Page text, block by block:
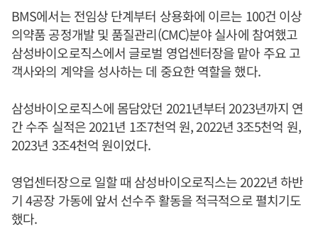
BMS에서는 전임상 단계부터 상용화에 이르는 100건 이상
의약품 공정개발 및 품질관리(CMC)분야 실사에 참여했고
삼성바이오로직스에서 글로벌 영업센터장을 맡아 주요 고
객사와의 계약을 성사하는 데 중요한 역할을 했다.
삼성바이오로직스에 몸담았던 2021년부터 2023년까지 연
간 수주 실적은 2021년 1조7천억 원, 2022년 3조5천억 원,
2023년 3조4천억 원이었다.
영업센터장으로 일할 때 삼성바이오로직스는 2022년 하반
기 4공장 가동에 앞서 선수주 활동을 적극적으로 펼치기도
했다.